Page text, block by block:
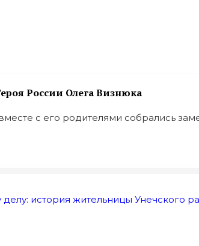
России Олега Визнюка
с его родителями собрались